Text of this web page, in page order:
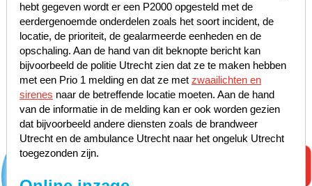
hebt gegeven wordt er een P2000 opgesteld met de
eerdergenoemde onderdelen zoals het soort incident, de
locatie, de prioriteit, de gealarmeerde eenheden en de
opschaling. Aan de hand van dit beknopte bericht kan
bijvoorbeeld de politie Utrecht zien dat ze te maken hebben
met een Prio 1 melding en dat ze met zwaailichten en
sirenes naar de betreffende locatie moeten. Aan de hand
van de informatie in de melding kan er ook worden gezien
dat bijvoorbeeld andere diensten zoals de brandweer
Utrecht en de ambulance Utrecht naar het ongeluk Utrecht
toegezonden zijn.